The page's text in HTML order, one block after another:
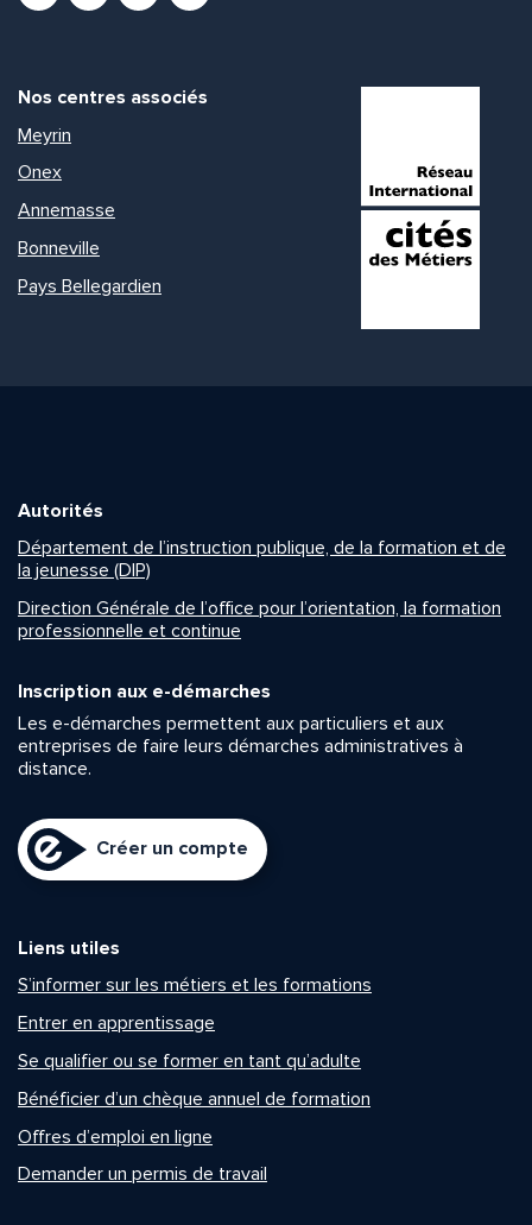
Nos centres associés
Meyrin
Onex
Annemasse
Bonneville
Pays Bellegardien
Autorités
Département de l’instruction publique, de la formation et de
la jeunesse (DIP)
Direction Générale de l’office pour l’orientation, la formation
professionnelle et continue
Inscription aux e-démarches
Les e-démarches permettent aux particuliers et aux
entreprises de faire leurs démarches administratives à
distance.
Créer un compte
Liens utiles
S’informer sur les métiers et les formations
Entrer en apprentissage
Se qualifier ou se former en tant qu’adulte
Bénéficier d’un chèque annuel de formation
Offres d’emploi en ligne
Demander un permis de travail